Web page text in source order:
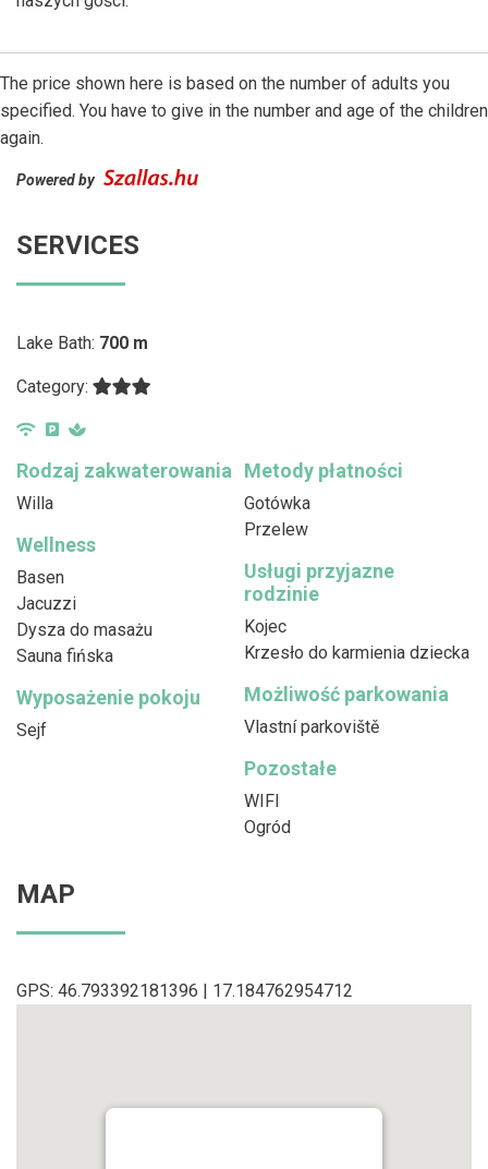
The price shown here is based on the number of adults you
specified. You have to give in the number and age of the children
again.
Powered by
SERVICES
Lake Bath: 700 m
Category:
Rodzaj zakwaterowania
Willa
Metody płatności
Gotówka
Przelew
Wellness
Basen
Jacuzzi
Dysza do masażu
Sauna fińska
Usługi przyjazne
rodzinie
Kojec
Krzesło do karmienia dziecka
Możliwość parkowania
Vlastní parkoviště
Wyposażenie pokoju
Sejf
Pozostałe
WIFI
Ogród
MAP
GPS: 46.793392181396 | 17.184762954712